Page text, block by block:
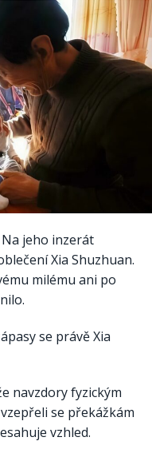
jeho inzerát
Xia Shuzhuan.
milému ani po
se právě Xia
navzdory fyzickým
se překážkám
vzhled.